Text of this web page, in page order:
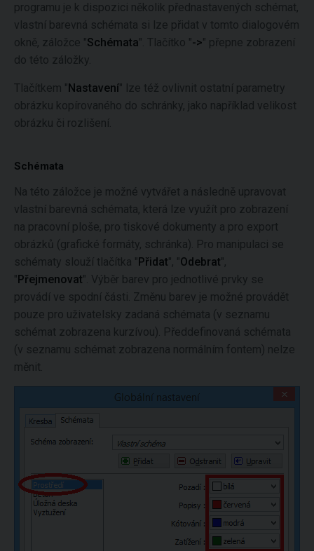
programu je k dispozici několik přednastavených schémat,
vlastní barevná schémata si lze přidat v tomto dialogovém
okně, záložce "Schémata". Tlačítko "->" přepne zobrazení
do této záložky.
Tlačítkem "Nastavení" lze též ovlivnit ostatní parametry
obrázku kopírovaného do schránky, jako například velikost
obrázku či rozlišení.
Schémata
Na této záložce je možné vytvářet a následně upravovat
vlastní barevná schémata, která lze využít pro zobrazení
na pracovní ploše, pro tiskové dokumenty a pro export
obrázků (grafické formáty, schránka). Pro manipulaci se
schématy slouží tlačítka "Přidat", "Odebrat",
"Přejmenovat". Výběr barev pro jednotlivé prvky se
provádí ve spodní části. Změnu barev je možné provádět
pouze pro uživatelsky zadaná schémata (v seznamu
schémat zobrazena kurzívou). Předdefinovaná schémata
(v seznamu schémat zobrazena normálním fontem) nelze
měnit.